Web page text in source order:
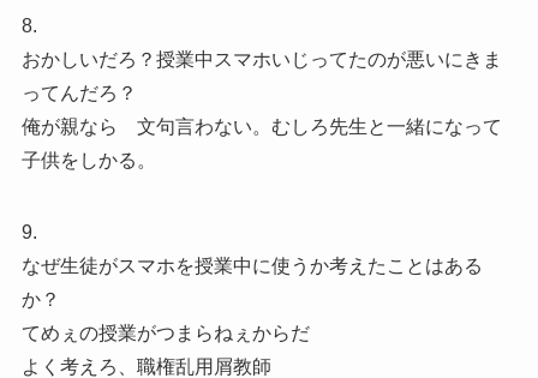
8.
おかしいだろ？授業中スマホいじってたのが悪いにきま
ってんだろ？
俺が親なら 文句言わない。むしろ先生と一緒になって
子供をしかる。
9.
なぜ生徒がスマホを授業中に使うか考えたことはある
か？
てめぇの授業がつまらねぇからだ
よく考えろ、職権乱用屑教師